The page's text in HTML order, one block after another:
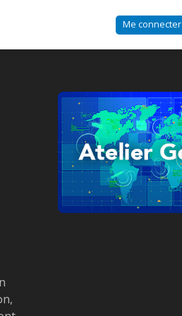
Me connecter